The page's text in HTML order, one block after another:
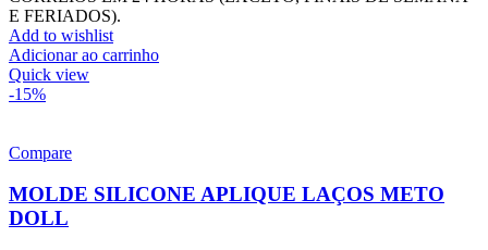
E FERIADOS).
Add to wishlist
Adicionar ao carrinho
Quick view
-15%
Compare
MOLDE SILICONE APLIQUE LAÇOS METO
DOLL